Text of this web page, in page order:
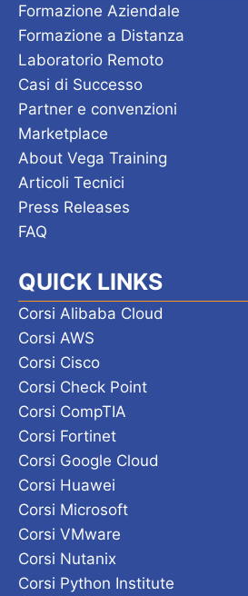
Formazione Aziendale
Formazione a Distanza
Laboratorio Remoto
Casi di Successo
Partner e convenzioni
Marketplace
About Vega Training
Articoli Tecnici
Press Releases
FAQ
QUICK LINKS
Corsi Alibaba Cloud
Corsi AWS
Corsi Cisco
Corsi Check Point
Corsi CompTIA
Corsi Fortinet
Corsi Google Cloud
Corsi Huawei
Corsi Microsoft
Corsi VMware
Corsi Nutanix
Corsi Python Institute